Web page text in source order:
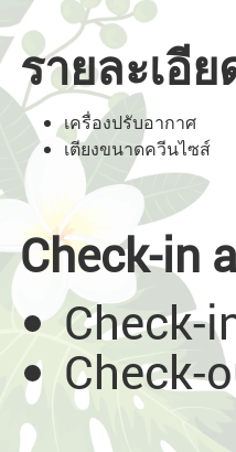
รายละเอี
เครื่องปรับอากาศ
เตียงขนาดควีนไซส์
Check-in
Check-
Check-